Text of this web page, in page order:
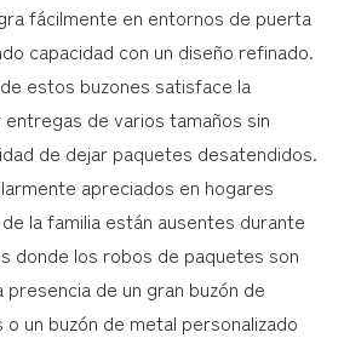
fácilmente en entornos de puerta
capacidad con un diseño refinado.
estos buzones satisface la
de varios tamaños sin
de dejar paquetes desatendidos.
apreciados en hogares
la familia están ausentes durante
donde los robos de paquetes son
presencia de un gran buzón de
un buzón de metal personalizado